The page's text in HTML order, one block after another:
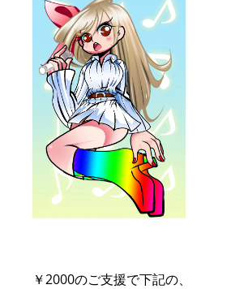
￥2000のご支援で下記の、